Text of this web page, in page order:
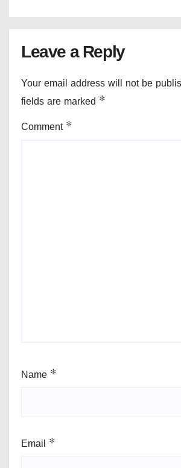
Leave a Reply
Your email address will not be
fields are marked *
Comment *
Name *
Email *